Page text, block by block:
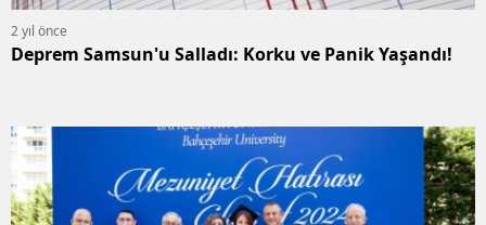
2 yıl önce
Deprem Samsun'u Salladı: Korku ve Panik Yaşandı!